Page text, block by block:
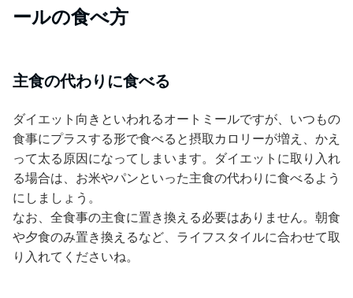
ールの食べ方
主食の代わりに食べる
ダイエット向きといわれるオートミールですが、いつもの
食事にプラスする形で食べると摂取カロリーが増え、かえ
って太る原因になってしまいます。ダイエットに取り入れ
る場合は、お米やパンといった主食の代わりに食べるよう
にしましょう。
なお、全食事の主食に置き換える必要はありません。朝食
や夕食のみ置き換えるなど、ライフスタイルに合わせて取
り入れてくださいね。